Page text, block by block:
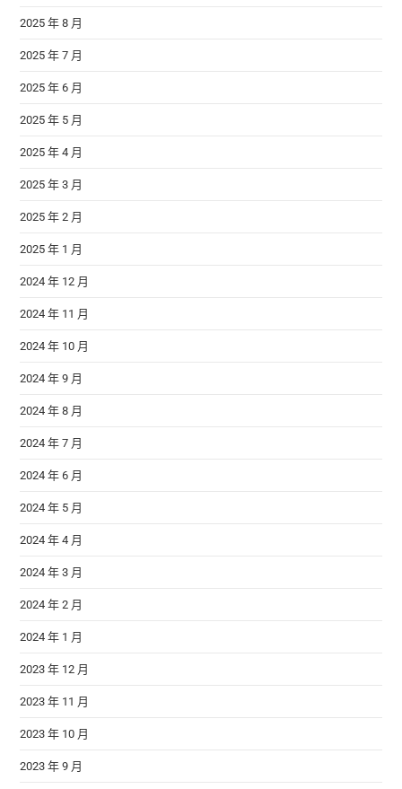
2025 年 8 月
2025 年 7 月
2025 年 6 月
2025 年 5 月
2025 年 4 月
2025 年 3 月
2025 年 2 月
2025 年 1 月
2024 年 12 月
2024 年 11 月
2024 年 10 月
2024 年 9 月
2024 年 8 月
2024 年 7 月
2024 年 6 月
2024 年 5 月
2024 年 4 月
2024 年 3 月
2024 年 2 月
2024 年 1 月
2023 年 12 月
2023 年 11 月
2023 年 10 月
2023 年 9 月